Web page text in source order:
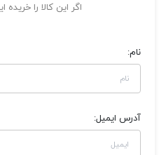
اگر این کالا را خریده
نام:
آدرس ایمیل: